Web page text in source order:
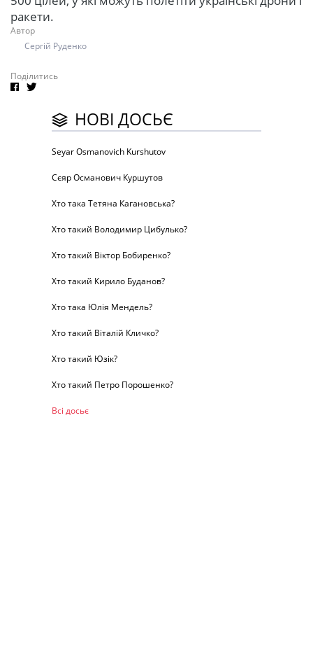
ракети.
Автор
Сергій Руденко
Поділитись
НОВІ ДОСЬЄ
Seyar Osmanovich Kurshutov
Сєяр Османович Куршутов
Хто така Тетяна Кагановська?
Хто такий Володимир Цибулько?
Хто такий Віктор Бобиренко?
Хто такий Кирило Буданов?
Хто така Юлія Мендель?
Хто такий Віталій Кличко?
Хто такий Юзік?
Хто такий Петро Порошенко?
Всі досьє